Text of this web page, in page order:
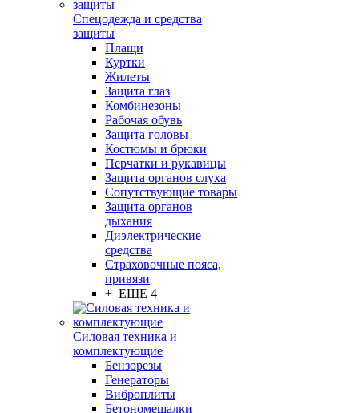
Спецодежда и средства
защиты
Плащи
Куртки
Жилеты
Защита глаз
Комбинезоны
Рабочая обувь
Защита головы
Костюмы и брюки
Перчатки и рукавицы
Защита органов слуха
Сопутствующие товары
Защита органов
дыхания
Диэлектрические
средства
Страховочные пояса,
привязи
+ ЕЩЕ 4
Силовая техника и
комплектующие
Бензорезы
Генераторы
Виброплиты
Бетономешалки